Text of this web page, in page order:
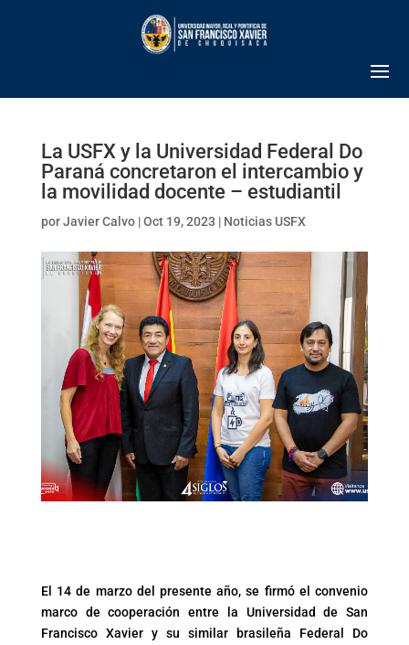
La USFX y la Universidad Federal Do
Paraná concretaron el intercambio y
la movilidad docente – estudiantil
porJavier Calvo|Oct 19, 2023 | Noticias USFX
El 14 de marzo del presente año, se firmó el convenio
marco de cooperación entre la Universidad de San
Francisco Xavier y su similar brasileña Federal Do